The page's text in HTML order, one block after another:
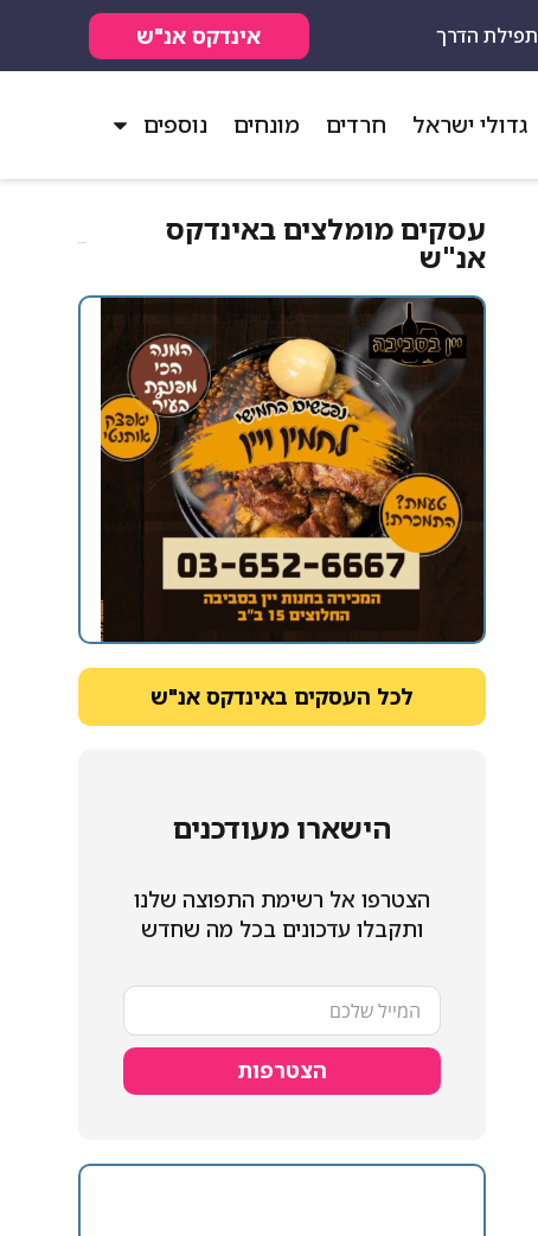
תפילת הדרך אינדקס אנ"ש
גדולי ישראל חרדים מונחים נוספים
עסקים מומלצים באינדקס
אנ"ש​
לכל העסקים באינדקס אנ"ש
הישארו מעודכנים
הצטרפו אל רשימת התפוצה שלנו
ותקבלו עדכונים בכל מה שחדש
הצטרפות